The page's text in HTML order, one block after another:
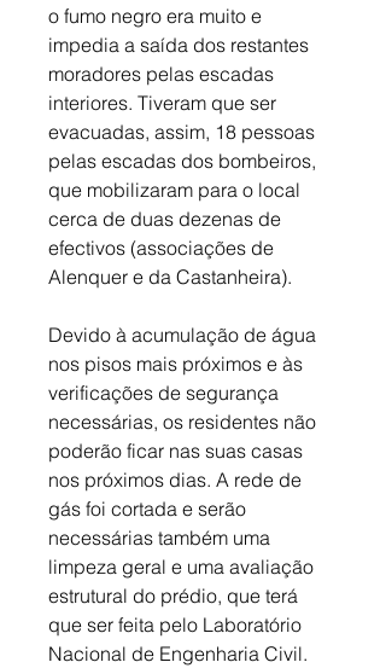
o fumo negro era muito e
impedia a saída dos restantes
moradores pelas escadas
interiores. Tiveram que ser
evacuadas, assim, 18 pessoas
pelas escadas dos bombeiros,
que mobilizaram para o local
cerca de duas dezenas de
efectivos (associações de
Alenquer e da Castanheira).
Devido à acumulação de água
nos pisos mais próximos e às
verificações de segurança
necessárias, os residentes não
poderão ficar nas suas casas
nos próximos dias. A rede de
gás foi cortada e serão
necessárias também uma
limpeza geral e uma avaliação
estrutural do prédio, que terá
que ser feita pelo Laboratório
Nacional de Engenharia Civil.